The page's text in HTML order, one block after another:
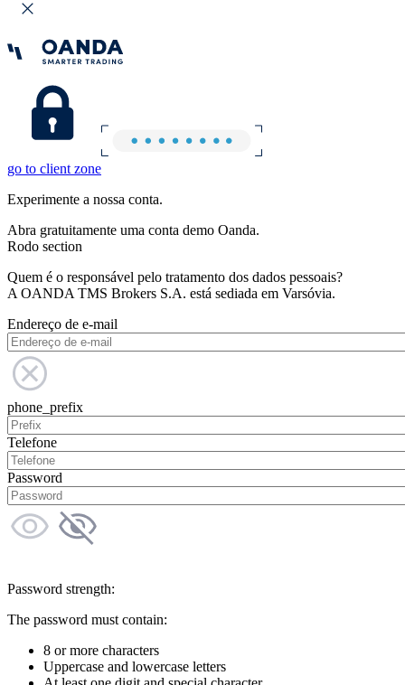
go to client zone
Experimente a nossa conta.
Abra gratuitamente uma conta demo Oanda.
Rodo section
Quem é o responsável pelo tratamento dos dados pessoais?
A OANDA TMS Brokers S.A. está sediada em Varsóvia.
Endereço de e-mail
phone_prefix
Telefone
Password
Password strength:
The password must contain:
8 or more characters
Uppercase and lowercase letters